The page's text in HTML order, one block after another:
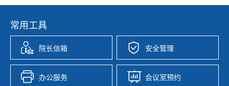
常用工具
院长信箱 安全管理
办公服务 会议室预约